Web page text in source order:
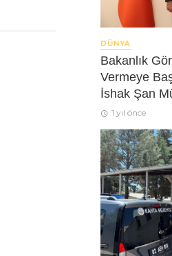
DÜNYA
Bakanlık
Vermeye
İshak Şan
1 yıl önce